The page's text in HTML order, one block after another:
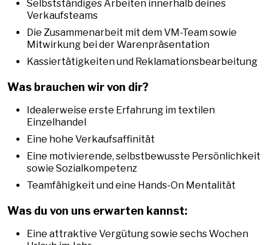
Selbstständiges Arbeiten innerhalb deines
Verkaufsteams
Die Zusammenarbeit mit dem VM-Team sowie
Mitwirkung bei der Warenpräsentation
Kassiertätigkeiten und Reklamationsbearbeitung
Was brauchen wir von dir?
Idealerweise erste Erfahrung im textilen
Einzelhandel
Eine hohe Verkaufsaffinität
Eine motivierende, selbstbewusste Persönlichkeit
sowie Sozialkompetenz
Teamfähigkeit und eine Hands-On Mentalität
Was du von uns erwarten kannst:
Eine attraktive Vergütung sowie sechs Wochen